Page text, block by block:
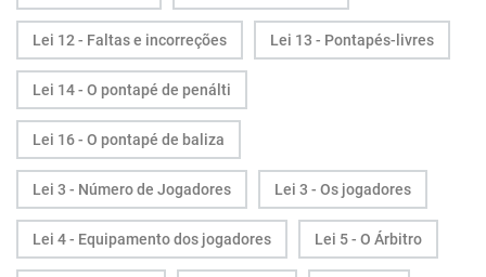
Lei 12 - Faltas e incorreções Lei 13 - Pontapés-livres
Lei 14 - O pontapé de penálti
Lei 16 - O pontapé de baliza
Lei 3 - Número de Jogadores Lei 3 - Os jogadores
Lei 4 - Equipamento dos jogadores Lei 5 - O Árbitro